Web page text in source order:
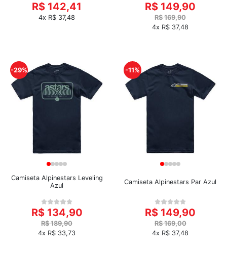
R$ 142,41
4x R$ 37,48
R$ 149,90
R$ 169,90
4x R$ 37,48
-29%
Camiseta Alpinestars Leveling
Azul
R$ 134,90
R$ 189,90
4x R$ 33,73
-11%
Camiseta Alpinestars Par Azul
R$ 149,90
R$ 169,00
4x R$ 37,48